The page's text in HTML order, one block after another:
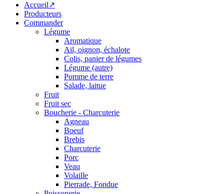
Accueil↗
Producteurs
Commander
Légume
Aromatique
Ail, oignon, échalote
Colis, panier de légumes
Légume (autre)
Pomme de terre
Salade, laitue
Fruit
Fruit sec
Boucherie - Charcuterie
Agneau
Boeuf
Brebis
Charcuterie
Porc
Veau
Volaille
Pierrade, Fondue